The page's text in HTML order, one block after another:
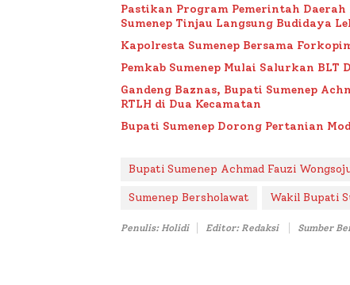
Pastikan Program Pemerintah
Sumenep Tinjau Langsung Budidaya
Kapolresta Sumenep Bersama
Pemkab Sumenep Mulai Salurkan BLT
Gandeng Baznas, Bupati Sumenep
RTLH di Dua Kecamatan
Bupati Sumenep Dorong Pertanian
Bupati Sumenep Achmad Fauzi
Sumenep Bersholawat Wakil Bupati
Penulis: Holidi Editor: Redaksi Sumber